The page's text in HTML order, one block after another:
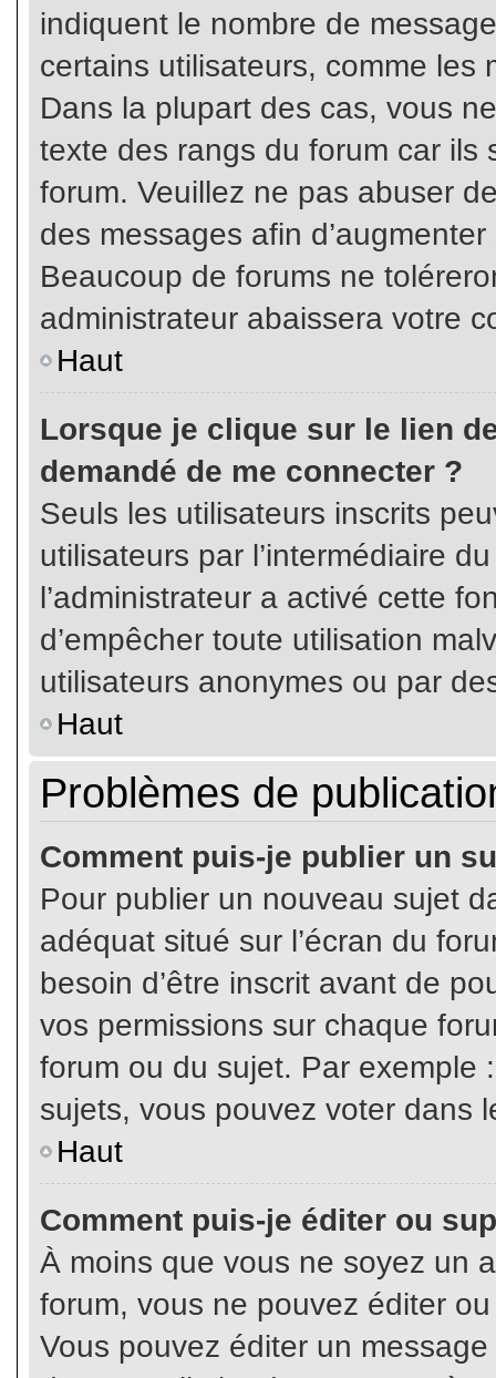
indiquent le nombre de
certains utilisateurs, comme les
Dans la plupart des cas, vous
texte des rangs du forum car ils
forum. Veuillez ne pas abuser
des messages afin
Beaucoup de forums ne
administrateur abaissera votre
Haut
Lorsque je clique sur le lien
demandé de me connecter ?
Seuls les utilisateurs inscrits
utilisateurs par l’intermédiaire
l’administrateur a activé cette
d’empêcher toute utilisation
utilisateurs anonymes ou par
Haut
Problèmes de
Comment puis-je publier un
Pour publier un nouveau sujet
adéquat situé sur l’écran du
besoin d’être inscrit avant de
vos permissions sur chaque
forum ou du sujet. Par exemple
sujets, vous pouvez voter dans
Haut
Comment puis-je éditer ou
À moins que vous ne soyez un
forum, vous ne pouvez éditer
Vous pouvez éditer un